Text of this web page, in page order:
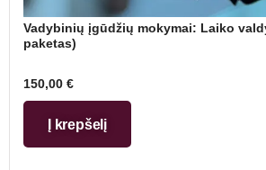
Vadybinių įgūdžių mokymai: Laiko
paketas)
150,00 €
Į krepšelį